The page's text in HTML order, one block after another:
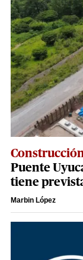
Puente
tiene
Marbin López